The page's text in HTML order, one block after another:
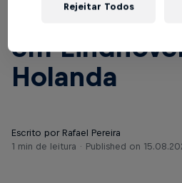
disputará a
em
Holanda
Escrito por Rafael Pereira
1 min de leitura
Published on
Rejeitar Todos